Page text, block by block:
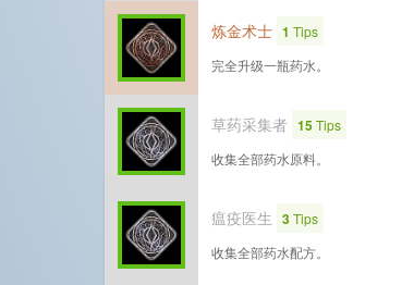
炼金术士 1 Tips
完全升级一瓶药水。
草药采集者 15Tips
收集全部药水原料。
瘟疫医生 3Tips
收集全部药水配方。